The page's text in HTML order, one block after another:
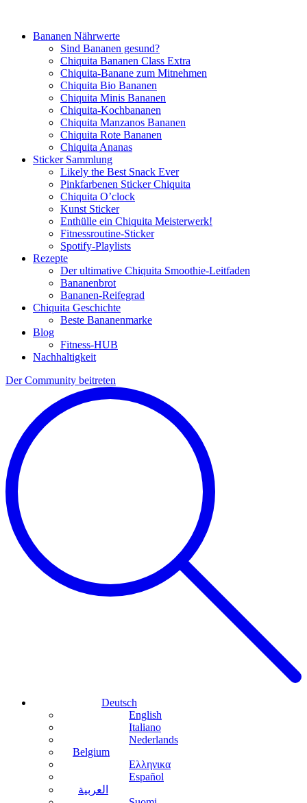
Bananen Nährwerte
Sind Bananen gesund?
Chiquita Bananen Class Extra
Chiquita-Banane zum Mitnehmen
Chiquita Bio Bananen
Chiquita Minis Bananen
Chiquita-Kochbananen
Chiquita Manzanos Bananen
Chiquita Rote Bananen
Chiquita Ananas
Sticker Sammlung
Likely the Best Snack Ever
Pinkfarbenen Sticker Chiquita
Chiquita O’clock
Kunst Sticker
Enthülle ein Chiquita Meisterwerk!
Fitnessroutine-Sticker
Spotify-Playlists
Rezepte
Der ultimative Chiquita Smoothie-Leitfaden
Bananenbrot
Bananen-Reifegrad
Chiquita Geschichte
Beste Bananenmarke
Blog
Fitness-HUB
Nachhaltigkeit
Der Community beitreten
Deutsch
English
Italiano
Nederlands
Belgium
Ελληνικα
Español
العربية